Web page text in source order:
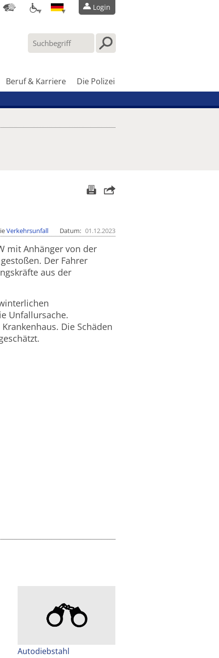
Login
Beruf & Karriere Die Polizei
Verkehrsunfall Datum 01.12.2023
mit Anhänger von der
Der Fahrer
aus der
Unfallursache.
Die Schäden
Autodiebstahl